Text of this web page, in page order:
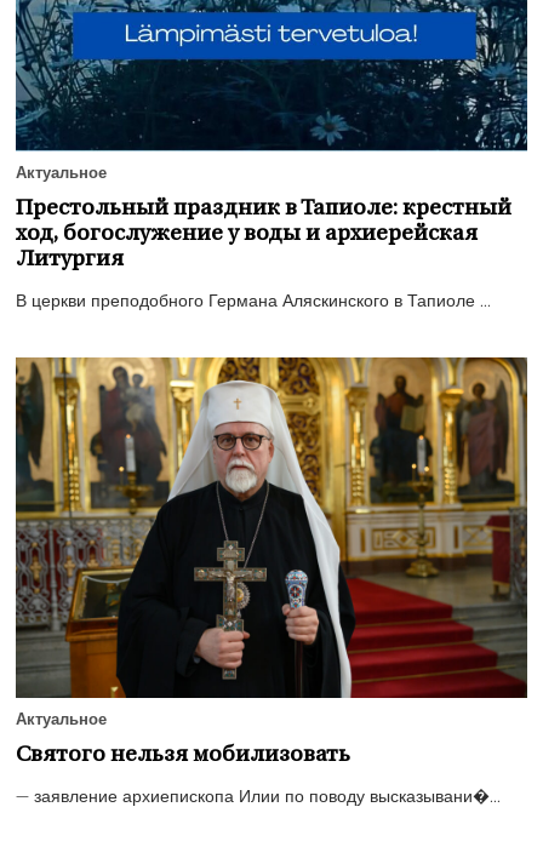
Актуальное
Престольный праздник в Тапиоле: крестный
ход, богослужение у воды и архиерейская
Литургия
В церкви преподобного Германа Аляскинского в Тапиоле ...
Актуальное
Святого нельзя мобилизовать
— заявление архиепископа Илии по поводу высказывани�...